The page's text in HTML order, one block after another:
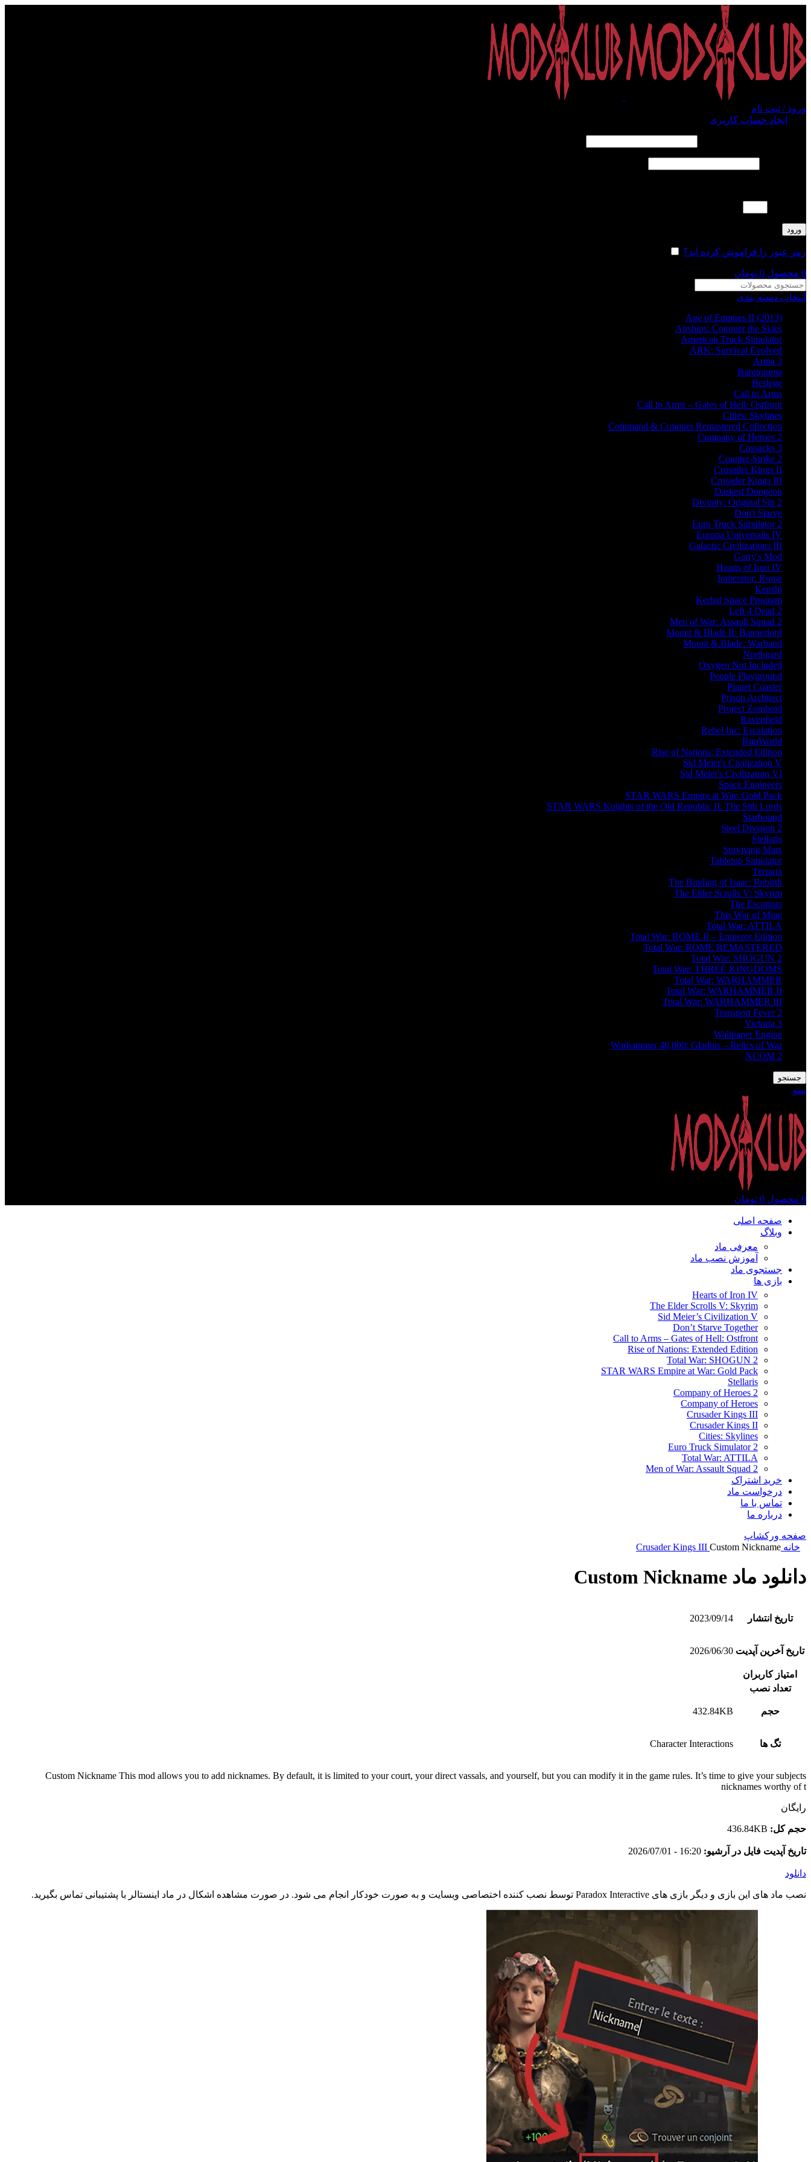
ورود / ثبت نام
ایجاد حساب کاربری
ورود
رمز عبور را فراموش کرده اید؟
0 محصول 0 تومان
انتخاب دسته بندی
Age of Empires II (2013)
Airships: Conquer the Skies
American Truck Simulator
ARK: Survival Evolved
Arma 3
Barotrauma
Besiege
Call to Arms
Call to Arms – Gates of Hell: Ostfront
Cities: Skylines
Command & Conquer Remastered Collection
Company of Heroes 2
Cossacks 3
Counter-Strike 2
Crusader Kings II
Crusader Kings III
Darkest Dungeon
Divinity: Original Sin 2
Don't Starve
Euro Truck Simulator 2
Europa Universalis IV
Galactic Civilizations III
Garry's Mod
Hearts of Iron IV
Imperator: Rome
Kenshi
Kerbal Space Program
Left 4 Dead 2
Men of War: Assault Squad 2
Mount & Blade II: Bannerlord
Mount & Blade: Warband
Northgard
Oxygen Not Included
People Playground
Planet Coaster
Prison Architect
Project Zomboid
Ravenfield
Rebel Inc: Escalation
RimWorld
Rise of Nations: Extended Edition
Sid Meier's Civilization V
Sid Meier's Civilization VI
Space Engineers
STAR WARS Empire at War: Gold Pack
STAR WARS Knights of the Old Republic II: The Sith Lords
Starbound
Steel Division 2
Stellaris
Surviving Mars
Tabletop Simulator
Terraria
The Binding of Isaac: Rebirth
The Elder Scrolls V: Skyrim
The Escapists
This War of Mine
Total War: ATTILA
Total War: ROME II – Emperor Edition
Total War: ROME REMASTERED
Total War: SHOGUN 2
Total War: THREE KINGDOMS
Total War: WARHAMMER
Total War: WARHAMMER II
Total War: WARHAMMER III
Transport Fever 2
Victoria 3
Wallpaper Engine
Warhammer 40,000: Gladius – Relics of War
XCOM 2
جستجو
منو
0 محصول 0 تومان
صفحه اصلی
وبلاگ
معرفی ماد
آموزش نصب ماد
جستجوی ماد
بازی ها
Hearts of Iron IV
The Elder Scrolls V: Skyrim
Sid Meier’s Civilization V
Don’t Starve Together
Call to Arms – Gates of Hell: Ostfront
Rise of Nations: Extended Edition
Total War: SHOGUN 2
STAR WARS Empire at War: Gold Pack
Stellaris
Company of Heroes 2
Company of Heroes
Crusader Kings III
Crusader Kings II
Cities: Skylines
Euro Truck Simulator 2
Total War: ATTILA
Men of War: Assault Squad 2
خرید اشتراک
درخواست ماد
تماس با ما
درباره ما
صفحه ورکشاپ
خانه
Crusader Kings III Custom Nickname
دانلود ماد Custom Nickname
تاریخ انتشار 2023/09/14
تاریخ آخرین آپدیت 2026/06/30
امتیاز کاربران
تعداد نصب
حجم 432.84KB
تگ ها Character Interactions
Custom Nickname This mod allows you to add nicknames. By default, it is limited to your court, your direct vassals, and yourself, but you can modify it in the game rules. It’s time to give your subjects
nicknames worthy of t
رایگان
حجم کل: 436.84KB
تاریخ آپدیت فایل در آرشیو: 16:20 - 2026/07/01
دانلود
نصب ماد های این بازی و دیگر بازی های Paradox Interactive توسط نصب کننده اختصاصی وبسایت و به صورت خودکار انجام می شود. در صورت مشاهده اشکال در ماد اینستالر با پشتیبانی تماس بگیرید.